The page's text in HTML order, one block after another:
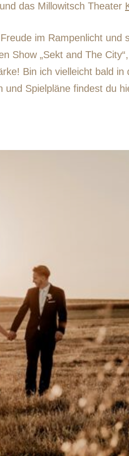
das Millowitsch Theater
im Rampenlicht und
Show „Sekt and The
Bin ich vielleicht bald
und Spielpläne findest du